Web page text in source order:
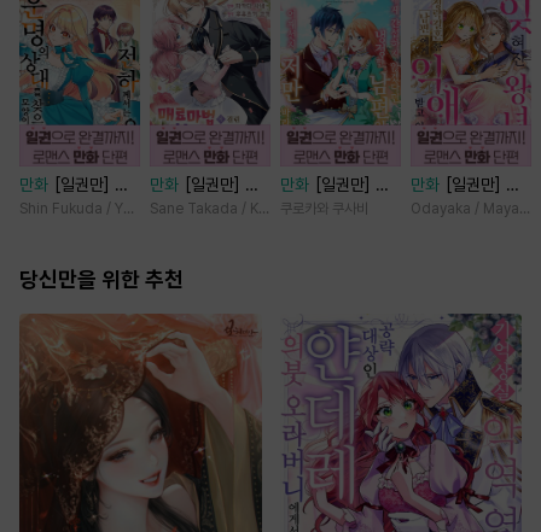
만화
[일권만] 전
하께서는 오늘도
(웃음) [단행본]
Shin Fukuda / Yoko Kurosu
만화
[일권만] 매
료 마법에 걸린 척
사랑꾼이 되었습니
Sane Takada / Koki Fuyutsuki
만화
[일권만] 내
게 간섭하지 않겠
쿠로카와 쿠사비
만화
[일권만] 잊
혀진 왕녀지만 정
Odayaka / Maya
당신만을 위한 추천